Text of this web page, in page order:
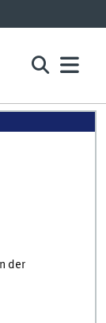
der